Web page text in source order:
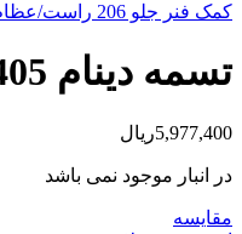
کمک فنر جلو 206 راست/عظام
تسمه دینام 405
5,977,400ریال
در انبار موجود نمی باشد
مقایسه